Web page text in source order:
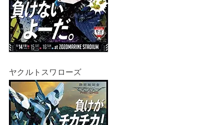
ヤクルトスワローズ